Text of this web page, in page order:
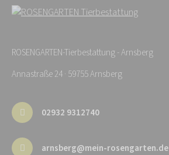
ROSENGARTEN-Tierbestattung - Arnsberg
Annastraße 24 · 59755 Arnsberg
02932 9312740
arnsberg@mein-rosengarten.de